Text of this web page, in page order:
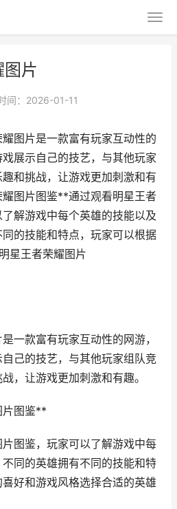
图片
间：2026-01-11
图片是一款富有玩家互动性的
展示自己的技艺，与其他玩家
和挑战，让游戏更加刺激和有
图片图鉴**通过观看明星王者
解游戏中每个英雄的技能以及
的技能和特点，玩家可以根据
星王者荣耀图片
一款富有玩家互动性的网游，
己的技艺，与其他玩家组队竞
，让游戏更加刺激和有趣。
片图鉴**
图鉴，玩家可以了解游戏中每
同的英雄拥有不同的技能和特
好和游戏风格选择合适的英雄